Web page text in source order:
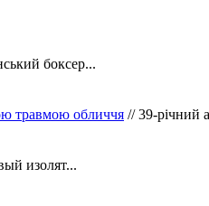
боксер...
травмою обличчя // 39-річний
изолят...